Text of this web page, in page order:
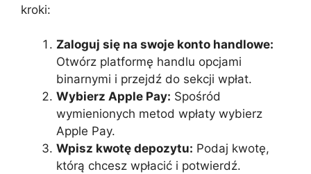
kroki:
Zaloguj się na swoje konto handlowe:
Otwórz platformę handlu opcjami
binarnymi i przejdź do sekcji wpłat.
Wybierz Apple Pay: Spośród
wymienionych metod wpłaty wybierz
Apple Pay.
Wpisz kwotę depozytu: Podaj kwotę,
którą chcesz wpłacić i potwierdź.